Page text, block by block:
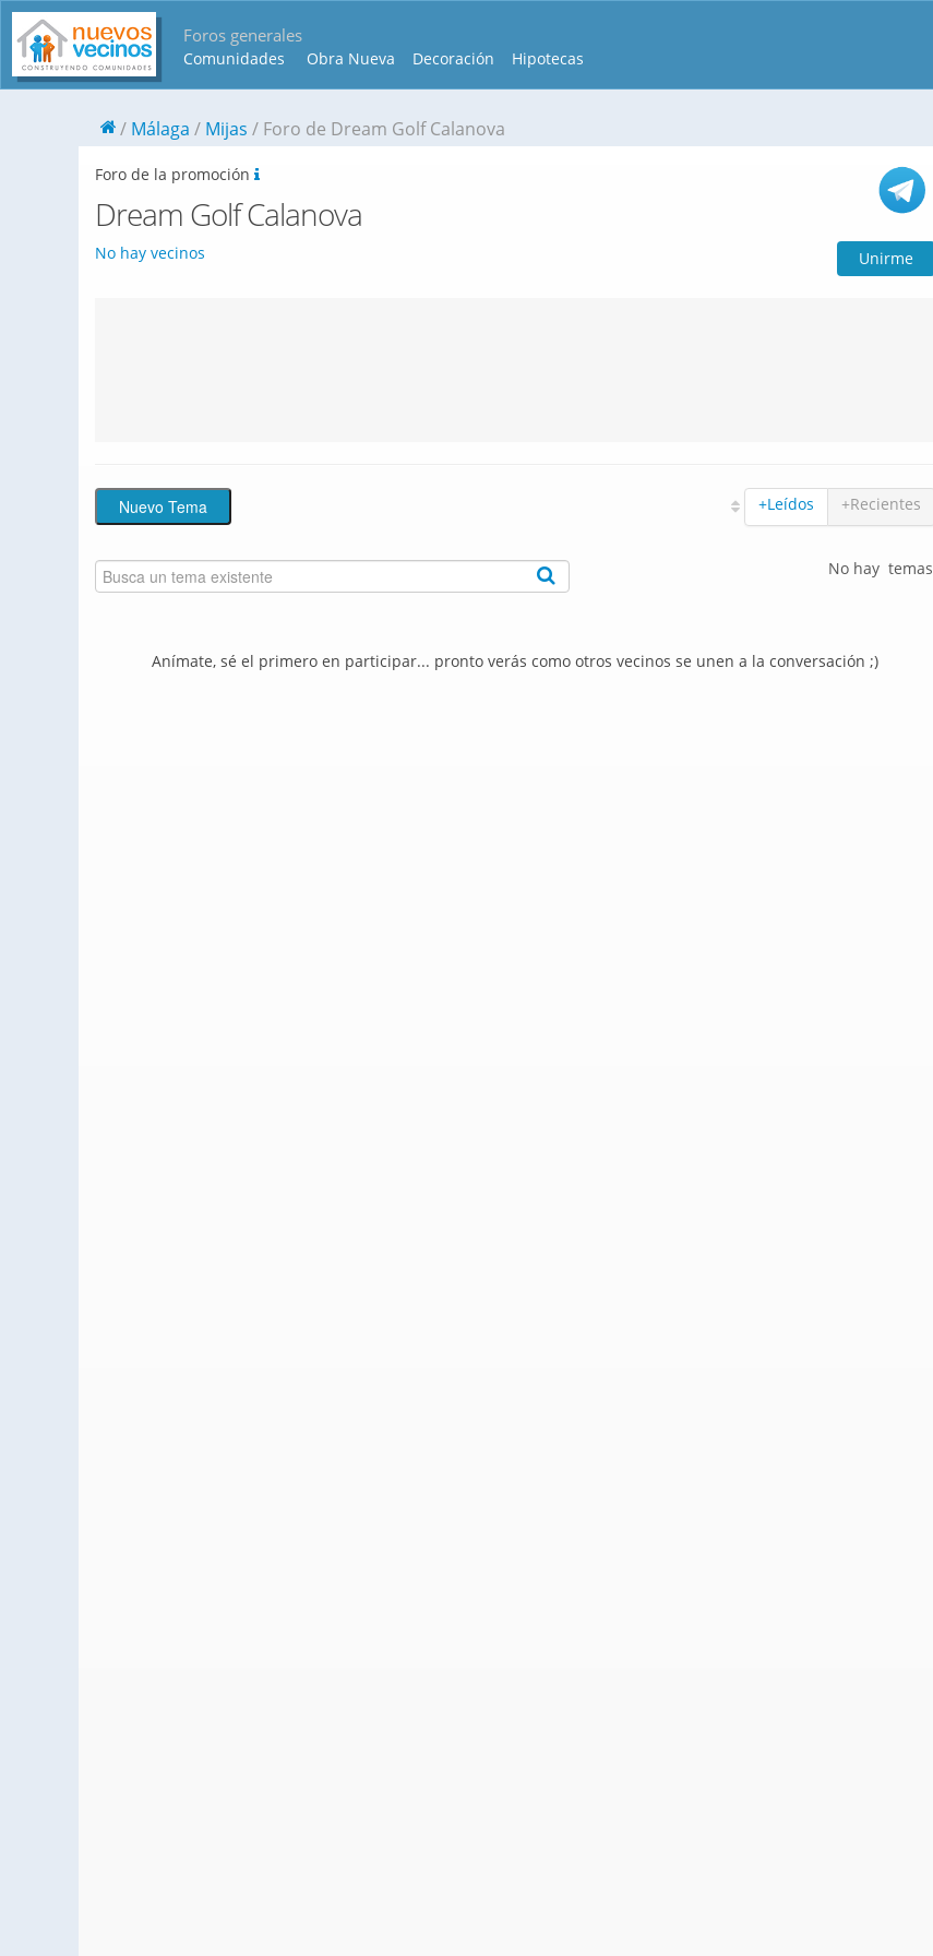
Foros generales
Comunidades Obra Nueva Decoración Hipotecas
Málaga Mijas Foro de Dream Golf Calanova
Foro de la promoción
Dream Golf Calanova
No hay vecinos Unirme
+Leídos +Recientes
No hay temas
Anímate, sé el primero en participar... pronto verás como otros vecinos se unen a la conversación ;)